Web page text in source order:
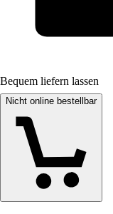
Bequem liefern lassen
Nicht online bestellbar